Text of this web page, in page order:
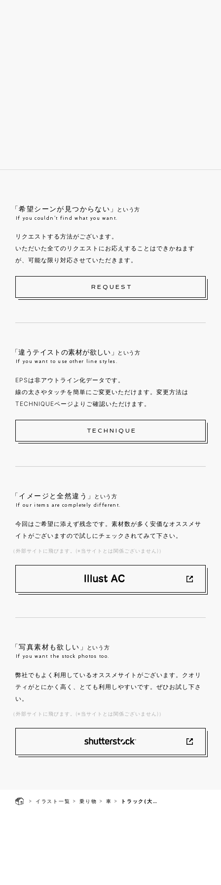
「希望シーンが見つからない」 という方
If you couldn’t find what you want.
リクエストする方法がございます。
いただいた全てのリクエストにお応えすることはできかねます
が、可能な限り対応させていただきます。
REQUEST
「違うテイストの素材が欲しい」 という方
If you want to use other line styles.
EPSは非アウトライン化データです。
線の太さやタッチを簡単にご変更いただけます。変更方法は
TECHNIQUEページよりご確認いただけます。
TECHNIQUE
「イメージと全然違う」 という方
If our items are completely different.
今回はご希望に添えず残念です。素材数が多く安価なオススメサ
イトがございますので試しにチェックされてみて下さい。
（外部サイトに飛びます。(※当サイトとは関係ございません)）
「写真素材も欲しい」 という方
If you want the stock photos too.
弊社でもよく利用しているオススメサイトがございます。クオリ
ティがとにかく高く、とても利用しやすいです。ぜひお試し下さ
い。
（外部サイトに飛びます。(※当サイトとは関係ございません)）
> イラスト一覧 > 乗り物 > 車 > トラック(大型車) の荷台